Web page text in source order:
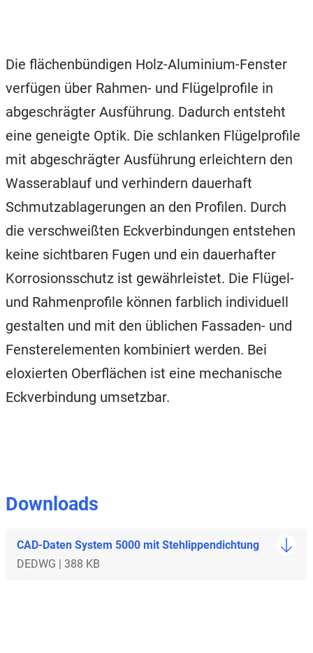
Die flächenbündigen Holz-Aluminium-Fenster
verfügen über Rahmen- und Flügelprofile in
abgeschrägter Ausführung. Dadurch entsteht
eine geneigte Optik. Die schlanken Flügelprofile
mit abgeschrägter Ausführung erleichtern den
Wasserablauf und verhindern dauerhaft
Schmutzablagerungen an den Profilen. Durch
die verschweißten Eckverbindungen entstehen
keine sichtbaren Fugen und ein dauerhafter
Korrosionsschutz ist gewährleistet. Die Flügel-
und Rahmenprofile können farblich individuell
gestalten und mit den üblichen Fassaden- und
Fensterelementen kombiniert werden. Bei
eloxierten Oberflächen ist eine mechanische
Eckverbindung umsetzbar.
Downloads
CAD-Daten System 5000 mit Stehlippendichtung
DEDWG | 388 KB